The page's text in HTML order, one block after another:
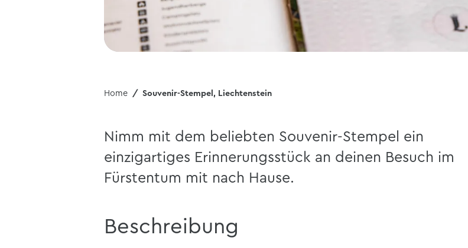
Home Souvenir-Stempel, Liechtenstein
Nimm mit dem beliebten Souvenir-Stempel ein
einzigartiges Erinnerungsstück an deinen Besuch im
Fürstentum mit nach Hause.
Beschreibung